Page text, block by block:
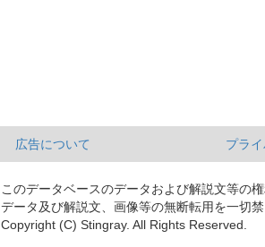
広告について プラ
このデータベースのデータおよび解説文等の
データ及び解説文、画像等の無断転用を一切禁
Copyright (C) Stingray. All Rights Reserved.